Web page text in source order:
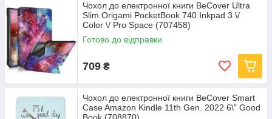
Чохол до електронної книги BeCover Ultra
Slim Origami PocketBook 740 Inkpad 3 \/
Color \/ Pro Space (707458)
Готово до відправки
709 ₴
Чохол до електронної книги BeCover Smart
Case Amazon Kindle 11th Gen. 2022 6\" Good